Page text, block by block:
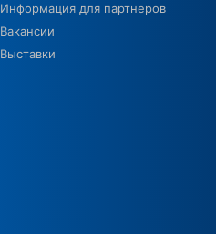
Информация для партнеров
Вакансии
Выставки